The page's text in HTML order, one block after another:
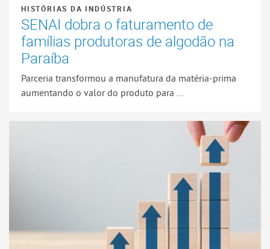
HISTÓRIAS DA INDÚSTRIA
SENAI dobra o faturamento de
famílias produtoras de algodão na
Paraíba
Parceria transformou a manufatura da matéria-prima
aumentando o valor do produto para ...